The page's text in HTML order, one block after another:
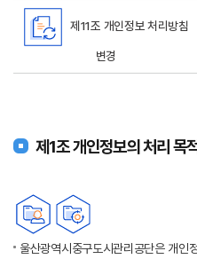
제11조 개인정보 처리방침
변경
제1조 개인정보의 처리 목
울산광역시중구도시관리공단은 개